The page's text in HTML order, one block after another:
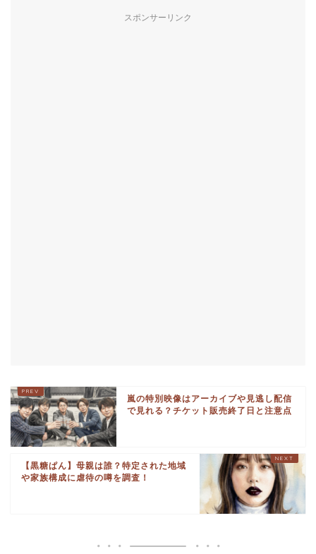
スポンサーリンク
嵐の特別映像はアーカイブや見逃し配信
で見れる？チケット販売終了日と注意点
【黒糖ぱん】母親は誰？特定された地域
や家族構成に虐待の噂を調査！